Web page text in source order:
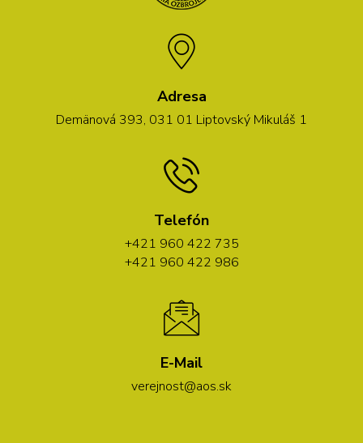
Adresa
Demänová 393, 031 01 Liptovský Mikuláš 1
Telefón
+421 960 422 735
+421 960 422 986
E-Mail
verejnost@aos.sk